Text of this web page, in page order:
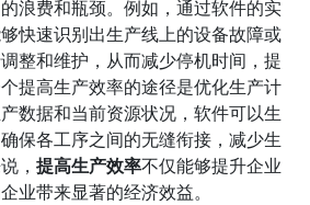
浪费和瓶颈。例如，通过软件的实
快速识别出生产线上的设备故障或
整和维护，从而减少停机时间，提
提高生产效率的途径是优化生产计
数据和当前资源状况，软件可以生
保各工序之间的无缝衔接，减少生
，提高生产效率不仅能够提升企业
业带来显著的经济效益。